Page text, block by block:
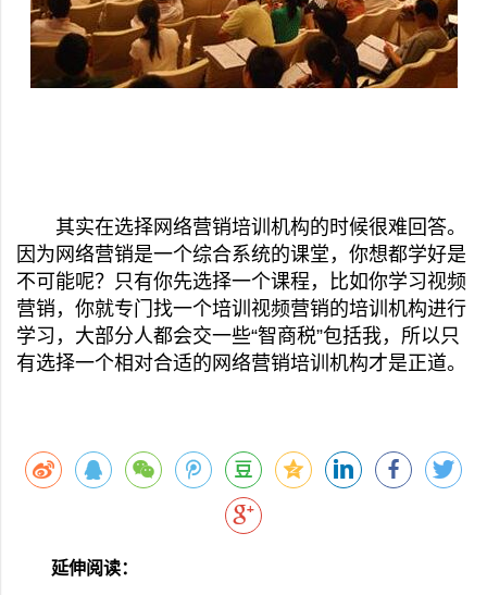
其实在选择网络营销培训机构的时候很难回答。
因为网络营销是一个综合系统的课堂，你想都学好是
不可能呢？只有你先选择一个课程，比如你学习视频
营销，你就专门找一个培训视频营销的培训机构进行
学习，大部分人都会交一些“智商税”包括我，所以只
有选择一个相对合适的网络营销培训机构才是正道。
延伸阅读：